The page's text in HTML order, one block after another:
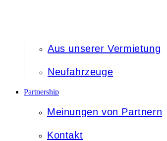
Aus unserer Vermietung
Neufahrzeuge
Partnership
Meinungen von Partnern
Kontakt